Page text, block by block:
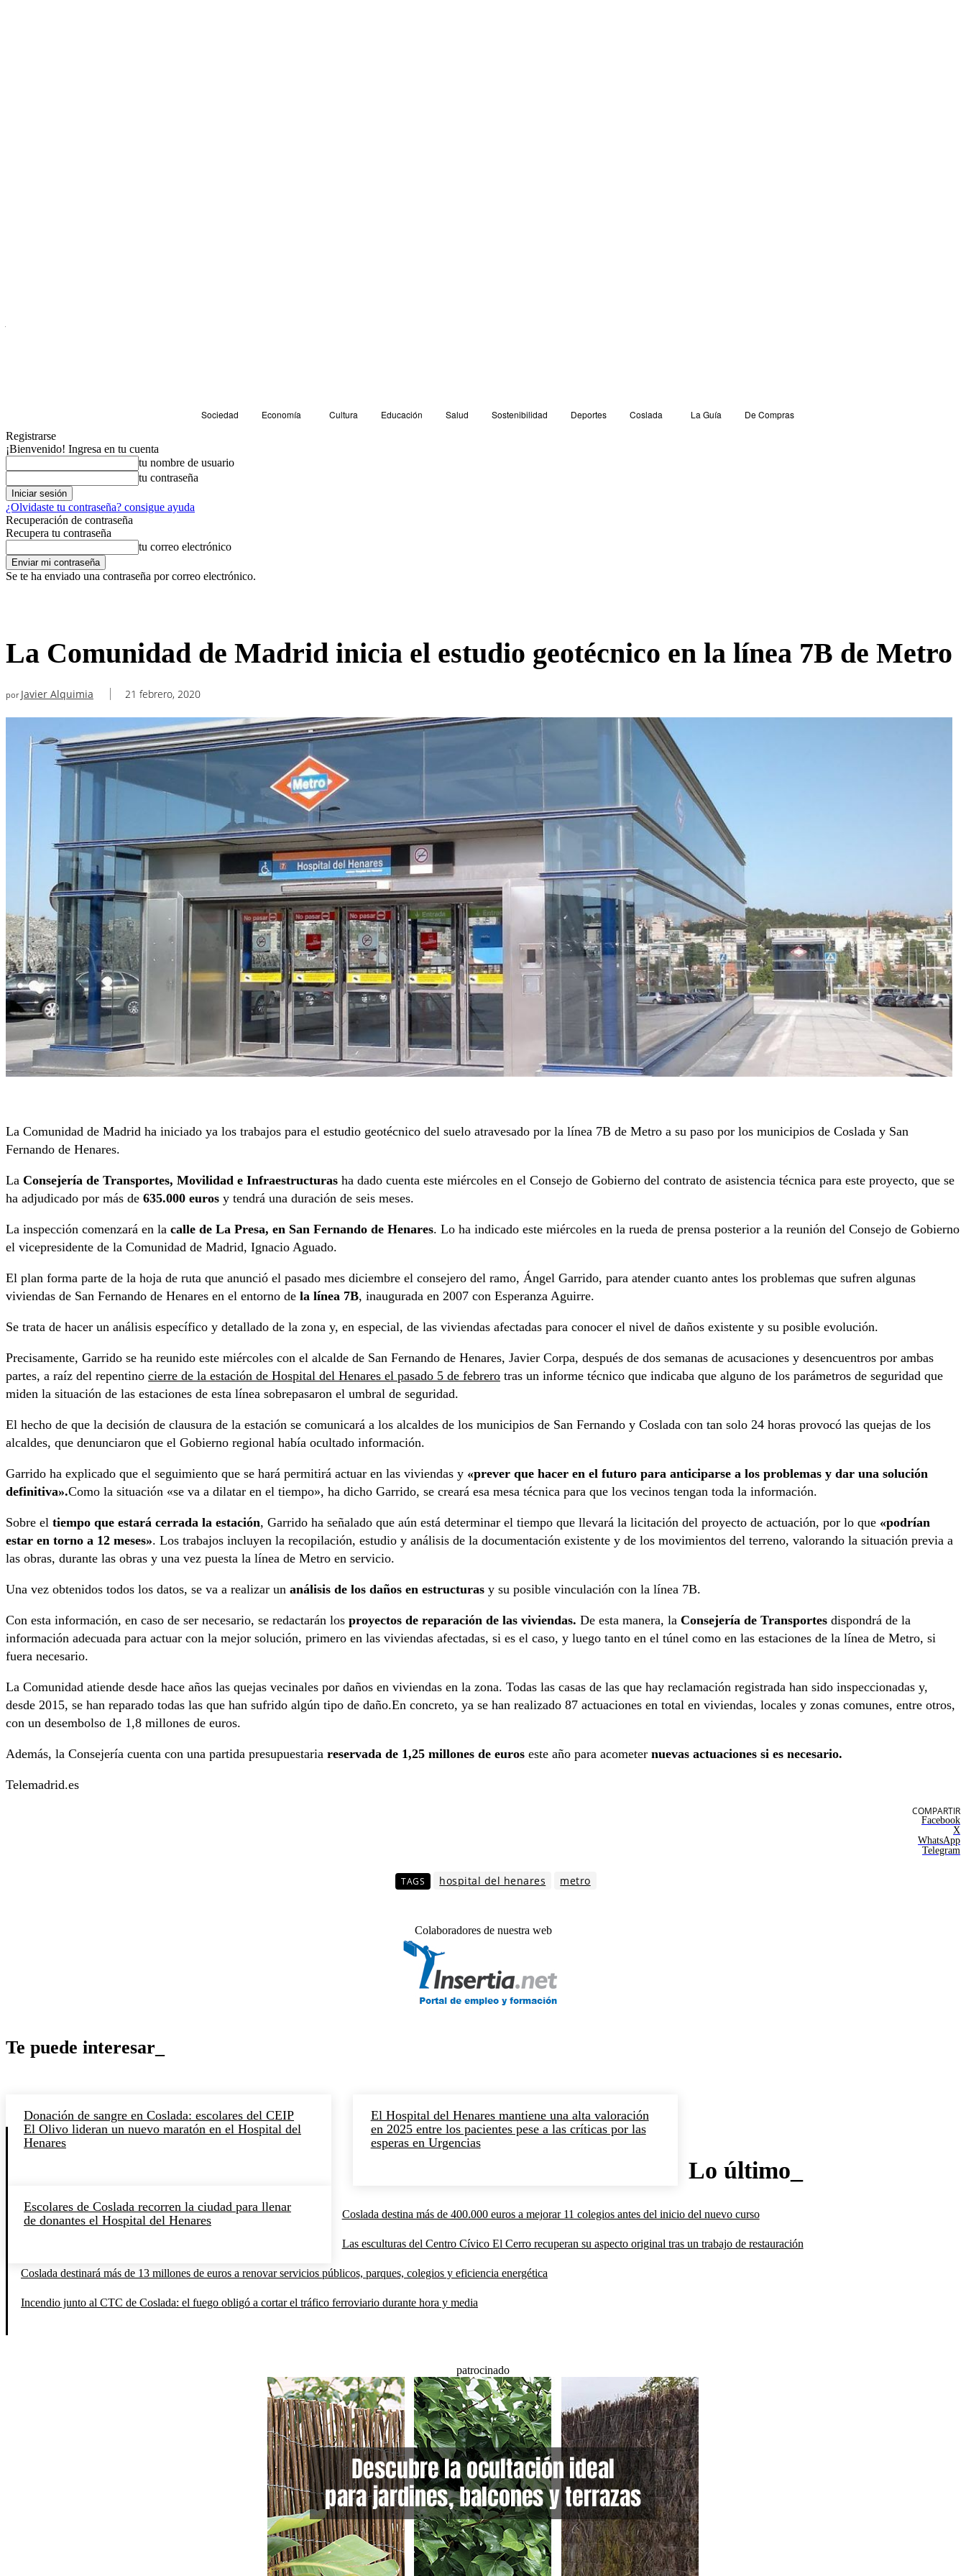
Sociedad Economía Cultura Educación Salud Sostenibilidad Deportes Coslada La Guía
De Compras
Registrarse
¡Bienvenido! Ingresa en tu cuenta
tu nombre de usuario
tu contraseña
¿Olvidaste tu contraseña? consigue ayuda
Recuperación de contraseña
Recupera tu contraseña
tu correo electrónico
Se te ha enviado una contraseña por correo electrónico.
La Comunidad de Madrid inicia el estudio geotécnico en la línea 7B de Metro
por Javier Alquimia 21 febrero, 2020
La Comunidad de Madrid ha iniciado ya los trabajos para el estudio geotécnico del suelo atravesado por la línea 7B de Metro a su paso por los municipios de Coslada y San
Fernando de Henares.
La Consejería de Transportes, Movilidad e Infraestructuras ha dado cuenta este miércoles en el Consejo de Gobierno del contrato de asistencia técnica para este proyecto, que se
ha adjudicado por más de 635.000 euros y tendrá una duración de seis meses.
La inspección comenzará en la calle de La Presa, en San Fernando de Henares. Lo ha indicado este miércoles en la rueda de prensa posterior a la reunión del Consejo de Gobierno
el vicepresidente de la Comunidad de Madrid, Ignacio Aguado.
El plan forma parte de la hoja de ruta que anunció el pasado mes diciembre el consejero del ramo, Ángel Garrido, para atender cuanto antes los problemas que sufren algunas
viviendas de San Fernando de Henares en el entorno de la línea 7B, inaugurada en 2007 con Esperanza Aguirre.
Se trata de hacer un análisis específico y detallado de la zona y, en especial, de las viviendas afectadas para conocer el nivel de daños existente y su posible evolución.
Precisamente, Garrido se ha reunido este miércoles con el alcalde de San Fernando de Henares, Javier Corpa, después de dos semanas de acusaciones y desencuentros por ambas
partes, a raíz del repentino cierre de la estación de Hospital del Henares el pasado 5 de febrero tras un informe técnico que indicaba que alguno de los parámetros de seguridad que
miden la situación de las estaciones de esta línea sobrepasaron el umbral de seguridad.
El hecho de que la decisión de clausura de la estación se comunicará a los alcaldes de los municipios de San Fernando y Coslada con tan solo 24 horas provocó las quejas de los
alcaldes, que denunciaron que el Gobierno regional había ocultado información.
Garrido ha explicado que el seguimiento que se hará permitirá actuar en las viviendas y «prever que hacer en el futuro para anticiparse a los problemas y dar una solución
definitiva».Como la situación «se va a dilatar en el tiempo», ha dicho Garrido, se creará esa mesa técnica para que los vecinos tengan toda la información.
Sobre el tiempo que estará cerrada la estación, Garrido ha señalado que aún está determinar el tiempo que llevará la licitación del proyecto de actuación, por lo que «podrían
estar en torno a 12 meses». Los trabajos incluyen la recopilación, estudio y análisis de la documentación existente y de los movimientos del terreno, valorando la situación previa a
las obras, durante las obras y una vez puesta la línea de Metro en servicio.
Una vez obtenidos todos los datos, se va a realizar un análisis de los daños en estructuras y su posible vinculación con la línea 7B.
Con esta información, en caso de ser necesario, se redactarán los proyectos de reparación de las viviendas. De esta manera, la Consejería de Transportes dispondrá de la
información adecuada para actuar con la mejor solución, primero en las viviendas afectadas, si es el caso, y luego tanto en el túnel como en las estaciones de la línea de Metro, si
fuera necesario.
La Comunidad atiende desde hace años las quejas vecinales por daños en viviendas en la zona. Todas las casas de las que hay reclamación registrada han sido inspeccionadas y,
desde 2015, se han reparado todas las que han sufrido algún tipo de daño.En concreto, ya se han realizado 87 actuaciones en total en viviendas, locales y zonas comunes, entre otros,
con un desembolso de 1,8 millones de euros.
Además, la Consejería cuenta con una partida presupuestaria reservada de 1,25 millones de euros este año para acometer nuevas actuaciones si es necesario.
Telemadrid.es
COMPARTIR
Facebook
X
WhatsApp
Telegram
TAGS hospital del henares metro
Colaboradores de nuestra web
Te puede interesar_
Donación de sangre en Coslada: escolares del CEIP
El Olivo lideran un nuevo maratón en el Hospital del
Henares
El Hospital del Henares mantiene una alta valoración
en 2025 entre los pacientes pese a las críticas por las
esperas en Urgencias
Escolares de Coslada recorren la ciudad para llenar
de donantes el Hospital del Henares
Lo último_
Coslada destina más de 400.000 euros a mejorar 11 colegios antes del inicio del nuevo curso
Las esculturas del Centro Cívico El Cerro recuperan su aspecto original tras un trabajo de restauración
Coslada destinará más de 13 millones de euros a renovar servicios públicos, parques, colegios y eficiencia energética
Incendio junto al CTC de Coslada: el fuego obligó a cortar el tráfico ferroviario durante hora y media
patrocinado